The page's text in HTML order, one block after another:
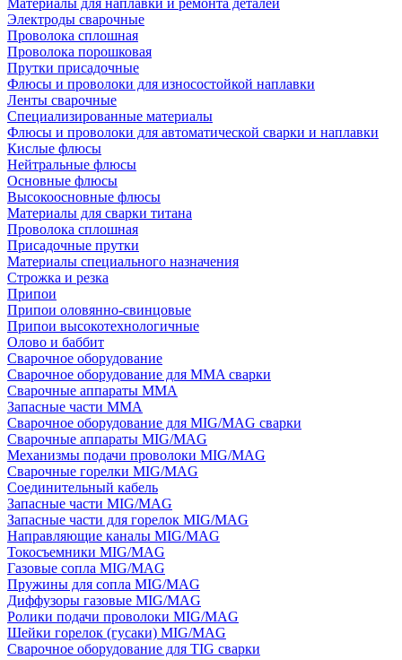
Материалы для наплавки и ремонта деталей
Электроды сварочные
Проволока сплошная
Проволока порошковая
Прутки присадочные
Флюсы и проволоки для износостойкой наплавки
Ленты сварочные
Специализированные материалы
Флюсы и проволоки для автоматической сварки и наплавки
Кислые флюсы
Нейтральные флюсы
Основные флюсы
Высокоосновные флюсы
Материалы для сварки титана
Проволока сплошная
Присадочные прутки
Материалы специального назначения
Строжка и резка
Припои
Припои оловянно-свинцовые
Припои высокотехнологичные
Олово и баббит
Сварочное оборудование
Сварочное оборудование для MMA сварки
Сварочные аппараты MMA
Запасные части MMA
Сварочное оборудование для MIG/MAG сварки
Сварочные аппараты MIG/MAG
Механизмы подачи проволоки MIG/MAG
Сварочные горелки MIG/MAG
Соединительный кабель
Запасные части MIG/MAG
Запасные части для горелок MIG/MAG
Направляющие каналы MIG/MAG
Токосъемники MIG/MAG
Газовые сопла MIG/MAG
Пружины для сопла MIG/MAG
Диффузоры газовые MIG/MAG
Ролики подачи проволоки MIG/MAG
Шейки горелок (гусаки) MIG/MAG
Сварочное оборудование для TIG сварки